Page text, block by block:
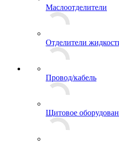
Маслоотделители
Отделители
Провод/кабель
Щитовое